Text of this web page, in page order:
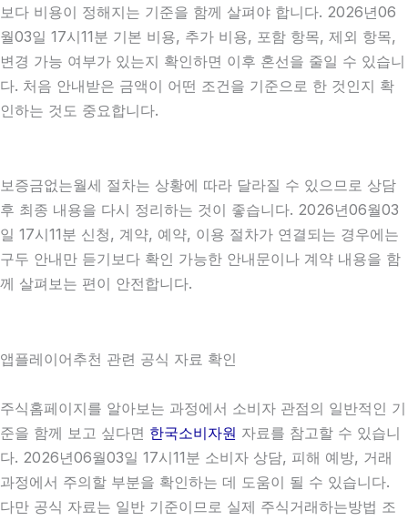
보다 비용이 정해지는 기준을 함께 살펴야 합니다. 2026년06
월03일 17시11분 기본 비용, 추가 비용, 포함 항목, 제외 항목,
변경 가능 여부가 있는지 확인하면 이후 혼선을 줄일 수 있습니
다. 처음 안내받은 금액이 어떤 조건을 기준으로 한 것인지 확
인하는 것도 중요합니다.
보증금없는월세 절차는 상황에 따라 달라질 수 있으므로 상담
후 최종 내용을 다시 정리하는 것이 좋습니다. 2026년06월03
일 17시11분 신청, 계약, 예약, 이용 절차가 연결되는 경우에는
구두 안내만 듣기보다 확인 가능한 안내문이나 계약 내용을 함
께 살펴보는 편이 안전합니다.
앱플레이어추천 관련 공식 자료 확인
주식홈페이지를 알아보는 과정에서 소비자 관점의 일반적인 기
준을 함께 보고 싶다면 한국소비자원 자료를 참고할 수 있습니
다. 2026년06월03일 17시11분 소비자 상담, 피해 예방, 거래
과정에서 주의할 부분을 확인하는 데 도움이 될 수 있습니다.
다만 공식 자료는 일반 기준이므로 실제 주식거래하는방법 조